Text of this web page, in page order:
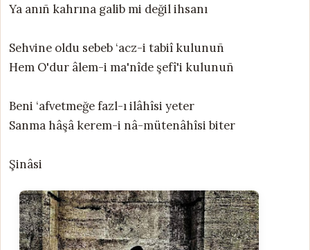
Ya anıñ kahrına galib mi değil ihsanı
Sehvine oldu sebeb ‘acz-i tabiî kulunuñ
Hem O'dur âlem-i ma'nîde şefî'i kulunuñ
Beni ‘afvetmeğe fazl-ı ilâhîsi yeter
Sanma hâşâ kerem-i nâ-mütenâhîsi biter
Şinâsi